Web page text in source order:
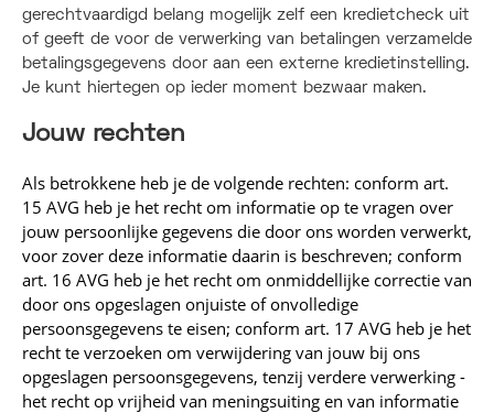
gerechtvaardigd belang mogelijk zelf een kredietcheck uit
of geeft de voor de verwerking van betalingen verzamelde
betalingsgegevens door aan een externe kredietinstelling.
Je kunt hiertegen op ieder moment bezwaar maken.
Jouw rechten
Als betrokkene heb je de volgende rechten: conform art.
15 AVG heb je het recht om informatie op te vragen over
jouw persoonlijke gegevens die door ons worden verwerkt,
voor zover deze informatie daarin is beschreven; conform
art. 16 AVG heb je het recht om onmiddellijke correctie van
door ons opgeslagen onjuiste of onvolledige
persoonsgegevens te eisen; conform art. 17 AVG heb je het
recht te verzoeken om verwijdering van jouw bij ons
opgeslagen persoonsgegevens, tenzij verdere verwerking -
het recht op vrijheid van meningsuiting en van informatie